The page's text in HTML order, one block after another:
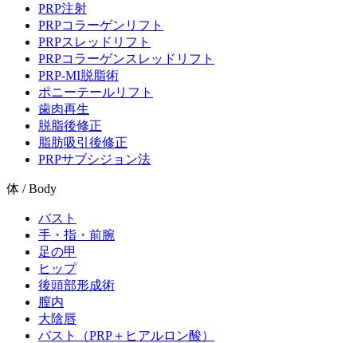
PRP注射
PRPコラーゲンリフト
PRPスレッドリフト
PRPコラーゲンスレッドリフト
PRP-MI脱脂術
ポニーテールリフト
歯肉再生
脱脂後修正
脂肪吸引後修正
PRPサブシジョン法
体 / Body
バスト
手・指・前腕
足の甲
ヒップ
後頭部形成術
膣内
大陰唇
バスト（PRP＋ヒアルロン酸）